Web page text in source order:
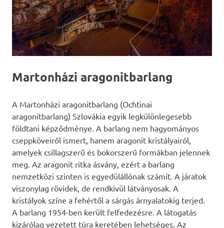
Martonházi aragonitbarlang
A Martonházi aragonitbarlang (Ochtinai
aragonitbarlang) Szlovákia egyik legkülönlegesebb
földtani képződménye. A barlang nem hagyományos
cseppköveiről ismert, hanem aragonit kristályairól,
amelyek csillagszerű és bokorszerű formákban jelennek
meg. Az aragonit ritka ásvány, ezért a barlang
nemzetközi szinten is egyedülállónak számít. A járatok
viszonylag rövidek, de rendkívül látványosak. A
kristályok színe a fehértől a sárgás árnyalatokig terjed.
A barlang 1954-ben került felfedezésre. A látogatás
kizárólag vezetett túra keretében lehetséges. Az